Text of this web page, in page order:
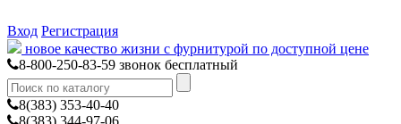
Вход Регистрация
новое качество жизни с фурнитурой по доступной цене
8-800-250-83-59 звонок бесплатный
8(383) 353-40-40
8(383) 344-97-06